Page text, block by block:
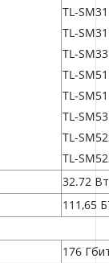
TL-
TL-
TL-
TL-
TL-
TL-
TL-
TL-
32.72 Вт
111,65
176